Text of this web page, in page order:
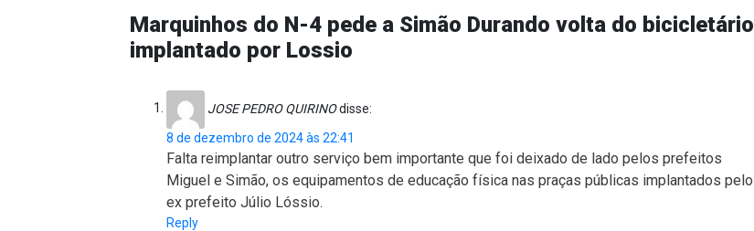
Marquinhos do N-4 pede a Simão Durando volta do bicicletário
implantado por Lossio
JOSE PEDRO QUIRINOdisse:
8 de dezembro de 2024 às 22:41
Falta reimplantar outro serviço bem importante que foi deixado de lado pelos prefeitos
Miguel e Simão, os equipamentos de educação física nas praças públicas implantados pelo
ex prefeito Júlio Lóssio.
Reply